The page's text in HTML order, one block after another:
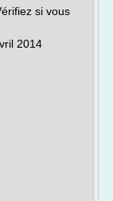
si vous
2014